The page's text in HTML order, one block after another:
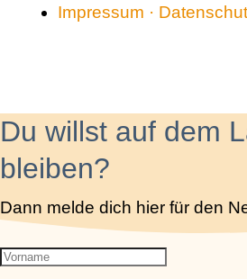
Impressum ·
Du willst auf dem
bleiben?
Dann melde dich hier für den